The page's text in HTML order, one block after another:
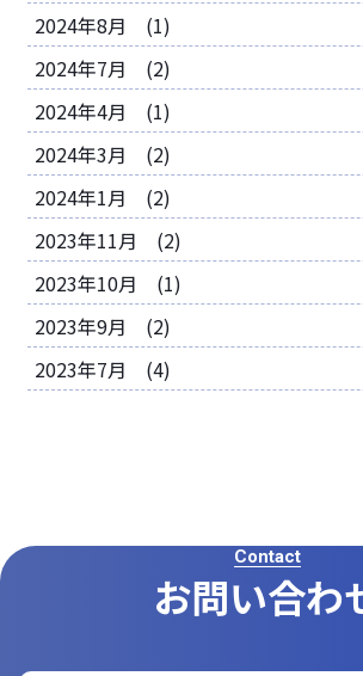
2024年8月 (1)
2024年7月 (2)
2024年4月 (1)
2024年3月 (2)
2024年1月 (2)
2023年11月 (2)
2023年10月 (1)
2023年9月 (2)
2023年7月 (4)
Contact
お問い合わ